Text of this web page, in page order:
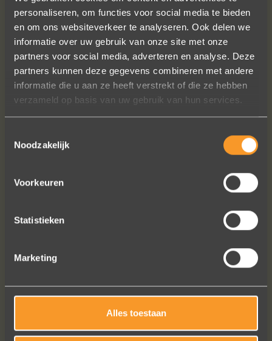
personaliseren, om functies voor social media te bieden
en om ons websiteverkeer te analyseren. Ook delen we
informatie over uw gebruik van onze site met onze
partners voor social media, adverteren en analyse. Deze
partners kunnen deze gegevens combineren met andere
informatie die u aan ze heeft verstrekt of die ze hebben
verzameld op basis van uw gebruik van hun services.
Noodzakelijk
Voorkeuren
Statistieken
Marketing
Alles toestaan
punctueel in het uitvoeren van de
bestelling, permanent contact per
email tot het versturen van van de
ringen (we wonen in het buitenland).
Alles tip top en dat mag hoog en
duidelijk gezegd worden.
Brigitte Antoine Guiet